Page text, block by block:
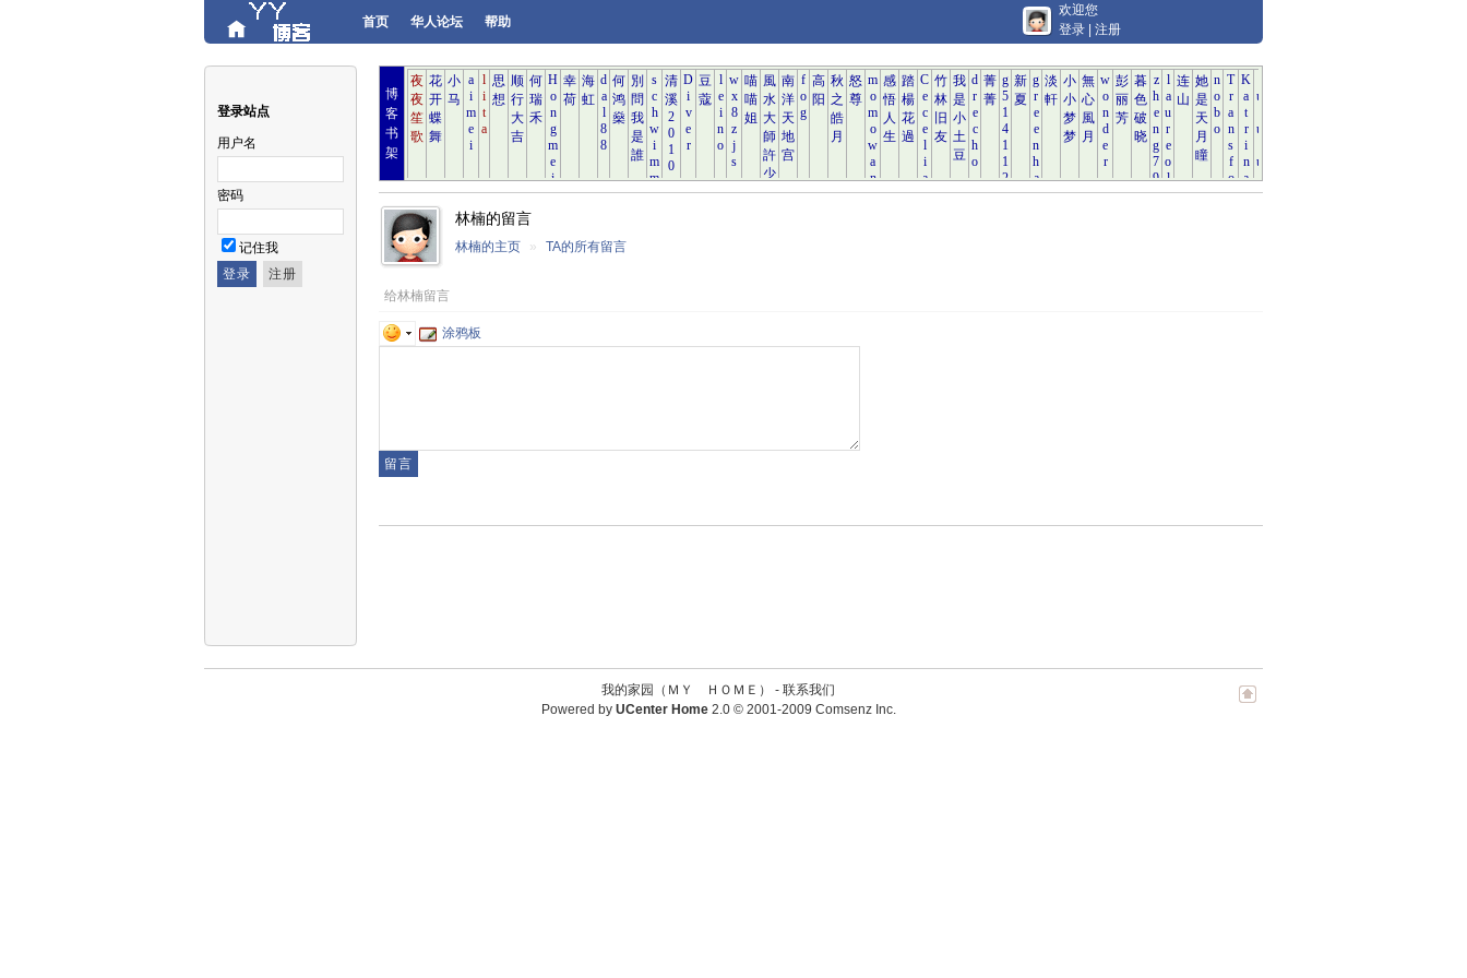
首页 华人论坛 帮助
欢迎您
登录
注册
登录站点
用户名
密码
记住我
博
客
书
架
林楠的留言
林楠的主页 » TA的所有留言
给林楠留言
涂鸦板
我的家园（ＭＹ ＨＯＭＥ） - 联系我们
Powered by UCenter Home 2.0© 2001-2009 Comsenz Inc.